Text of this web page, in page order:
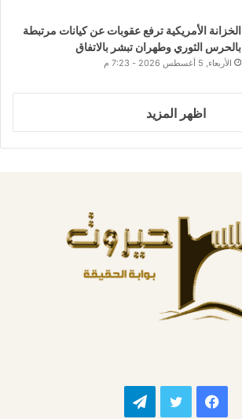
الخزانة الأمريكية ترفع عقوبات عن كيانات مرتبطة
بالحرس الثوري وطهران تبشر بالاتفاق
الأربعاء, 5 أغسطس 2026 - 7:23 م
اظهر المزيد
فيسبوك تويتر تيلقرام